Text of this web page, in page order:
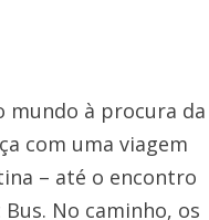
mundo à procura da
com uma viagem
– até o encontro
No caminho, os